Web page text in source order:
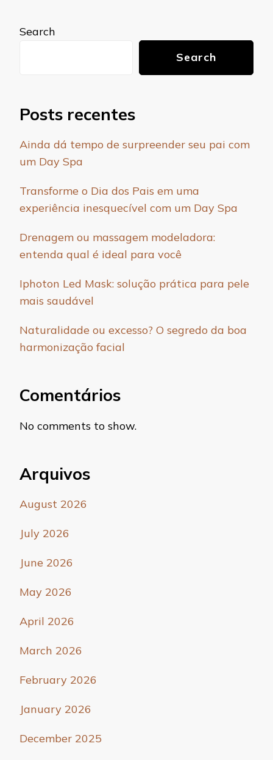
Search
Search
Posts recentes
Ainda dá tempo de surpreender seu pai com
um Day Spa
Transforme o Dia dos Pais em uma
experiência inesquecível com um Day Spa
Drenagem ou massagem modeladora:
entenda qual é ideal para você
Iphoton Led Mask: solução prática para pele
mais saudável
Naturalidade ou excesso? O segredo da boa
harmonização facial
Comentários
No comments to show.
Arquivos
August 2026
July 2026
June 2026
May 2026
April 2026
March 2026
February 2026
January 2026
December 2025